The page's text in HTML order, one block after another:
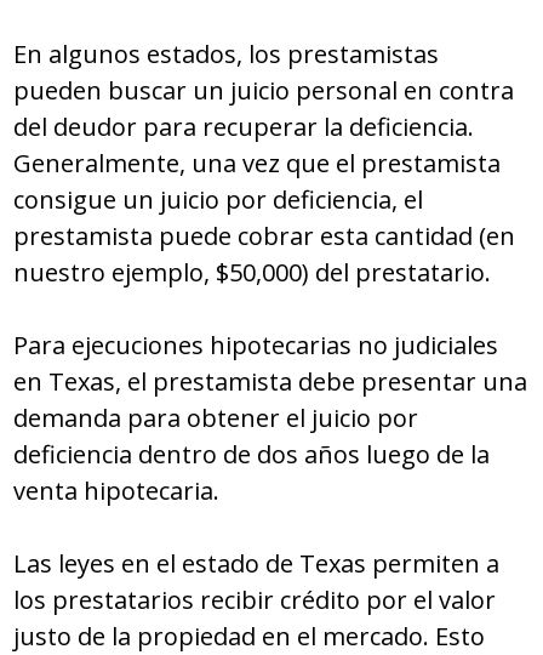
En algunos estados, los prestamistas
pueden buscar un juicio personal en contra
del deudor para recuperar la deficiencia.
Generalmente, una vez que el prestamista
consigue un juicio por deficiencia, el
prestamista puede cobrar esta cantidad (en
nuestro ejemplo, $50,000) del prestatario.
Para ejecuciones hipotecarias no judiciales
en Texas, el prestamista debe presentar una
demanda para obtener el juicio por
deficiencia dentro de dos años luego de la
venta hipotecaria.
Las leyes en el estado de Texas permiten a
los prestatarios recibir crédito por el valor
justo de la propiedad en el mercado. Esto